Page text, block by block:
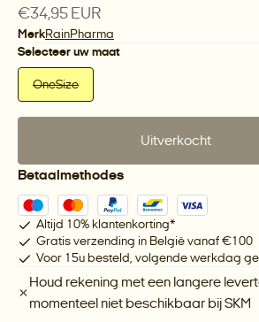
Normale
prijs
€34,95 EUR
MerkRainPharma
Selecteer uw maat
OneSize
Uitverkocht
Betaalmethodes
Altijd 10% klantenkorting*
Gratis verzending in België vanaf €100
Voor 15u besteld, volgende werkdag
Houd rekening met een langere
momenteel niet beschikbaar bijSKM